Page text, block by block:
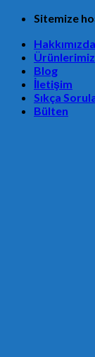
Skip
content
Sitemize
Hakkımızda
Ürünlerimiz
Blog
İletişim
Sıkça
Bülten